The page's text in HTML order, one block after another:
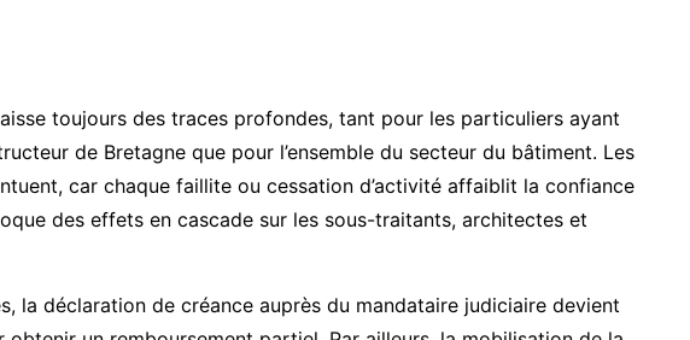
toujours des traces profondes, tant pour les particuliers ayant
de Bretagne que pour l’ensemble du secteur du bâtiment. Les
car chaque faillite ou cessation d’activité affaiblit la confiance
des effets en cascade sur les sous-traitants, architectes et
la déclaration de créance auprès du mandataire judiciaire devient